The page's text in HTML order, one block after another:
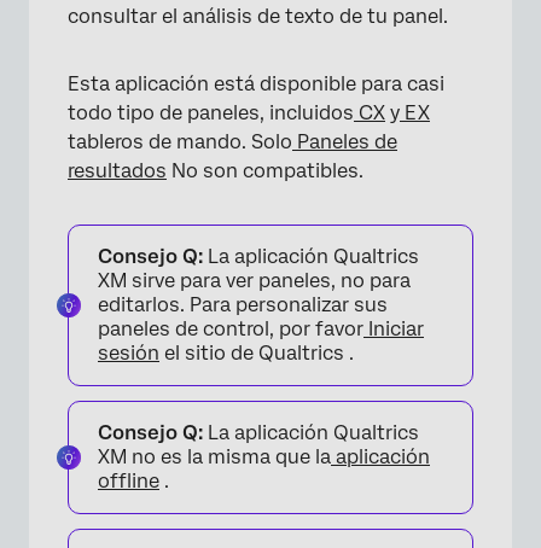
Configuración de la aplicación
consultar el análisis de texto de tu panel.
Esta aplicación está disponible para casi
todo tipo de paneles, incluidos CX y EX
tableros de mando. Solo Paneles de
resultados No son compatibles.
Consejo Q: La aplicación Qualtrics
XM sirve para ver paneles, no para
editarlos. Para personalizar sus
paneles de control, por favor Iniciar
sesión el sitio de Qualtrics .
Consejo Q: La aplicación Qualtrics
XM no es la misma que la aplicación
offline .